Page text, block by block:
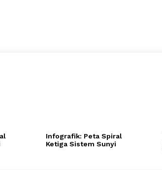
Infografik: Peta Spiral
Ketiga Sistem Sunyi